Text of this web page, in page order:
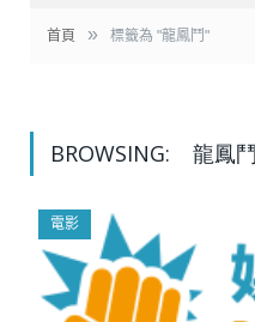
首頁 » 標籤為 "龍鳳鬥"
BROWSING: 龍鳳鬥
電影